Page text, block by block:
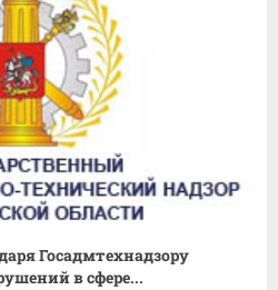
Госадмтехнадзору
в сфере...